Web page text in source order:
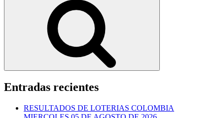
Entradas recientes
RESULTADOS DE LOTERIAS COLOMBIA